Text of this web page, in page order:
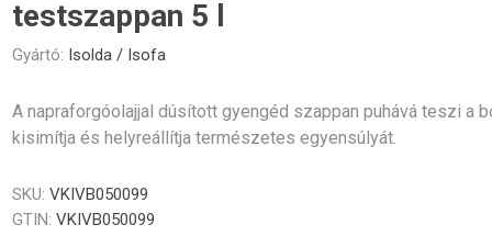
és poharak
alkatrészek
Professional
testszappan 5 l
Gyártó: Isolda / Isofa
A napraforgóolajjal dúsított gyengéd szappan puhává teszi a
kisimítja és helyreállítja természetes egyensúlyát.
SKU: VKIVB050099
GTIN: VKIVB050099